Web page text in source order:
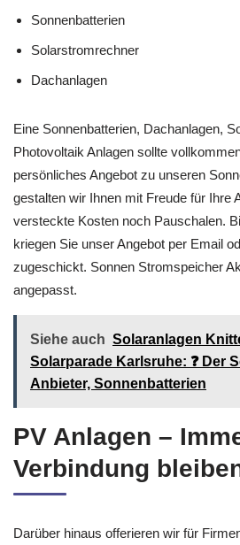
Solarstromrechner
Dachanlagen
Eine Sonnenbatterien, Dachanlagen,
Photovoltaik Anlagen sollte
persönliches Angebot zu unseren
gestalten wir Ihnen mit Freude für Ihre
versteckte Kosten noch Pauschalen.
kriegen Sie unser Angebot per Email
angepasst.
Siehe auch Solaranlagen
Anbieter, Sonnenbatterien
PV Anlagen –